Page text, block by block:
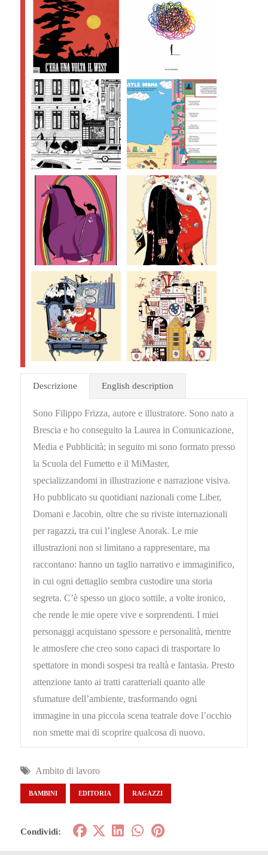
Descrizione English description
Sono Filippo Frizza, autore e illustratore. Sono nato a
Brescia e ho conseguito la Laurea in Comunicazione,
Media e Pubblicità; in seguito mi sono formato presso
la Scuola del Fumetto e il MiMaster,
specializzandomi in illustrazione e narrazione visiva.
Ho pubblicato su quotidiani nazionali come Liber,
Domani e Jacobin, oltre che su riviste internazionali
per ragazzi, tra cui l’inglese Anorak. Le mie
illustrazioni non si limitano a rappresentare, ma
raccontano: hanno un taglio narrativo e immaginifico,
in cui ogni dettaglio sembra custodire una storia
segreta. C’è spesso un gioco sottile, a volte ironico,
che rende le mie opere vive e sorprendenti. I miei
personaggi acquistano spessore e personalità, mentre
le atmosfere che creo sono capaci di trasportare lo
spettatore in mondi sospesi tra realtà e fantasia. Presto
attenzione tanto ai tratti caratteriali quanto alle
sfumature dell’ambiente, trasformando ogni
immagine in una piccola scena teatrale dove l’occhio
non smette mai di scoprire qualcosa di nuovo.
Ambito di lavoro
BAMBINI EDITORIA RAGAZZI
Condividi: